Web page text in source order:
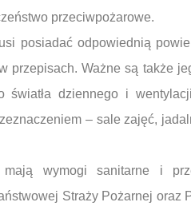
przeciwpożarowe.
posiadać odpowiednią
przepisach. Ważne są także
światła dziennego i
– sale zajęć,
mają wymogi sanitarne i
Straży Pożarnej oraz